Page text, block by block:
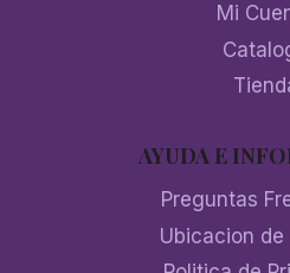
Mi
AYUDA E
Preguntas
Ubicacion de